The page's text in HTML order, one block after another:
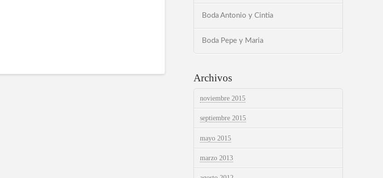
Boda Antonio y Cintia
Boda Pepe y Maria
Archivos
noviembre 2015
septiembre 2015
mayo 2015
marzo 2013